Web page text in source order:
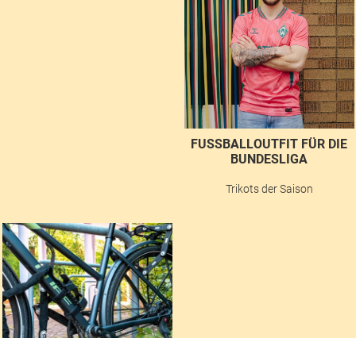
FUSSBALLOUTFIT FÜR DIE B
UNDESLIGA
Trikots der Saison